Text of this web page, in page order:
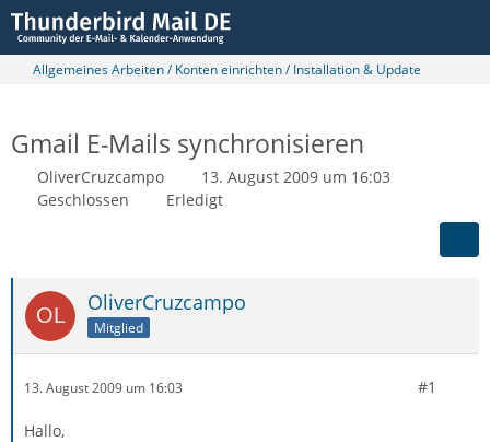
Allgemeines Arbeiten / Konten einrichten / Installation & Update
Gmail E-Mails synchronisieren
OliverCruzcampo
13. August 2009 um 16:03
Geschlossen
Erledigt
OliverCruzcampo
Mitglied
13. August 2009 um 16:03 #1
Hallo,